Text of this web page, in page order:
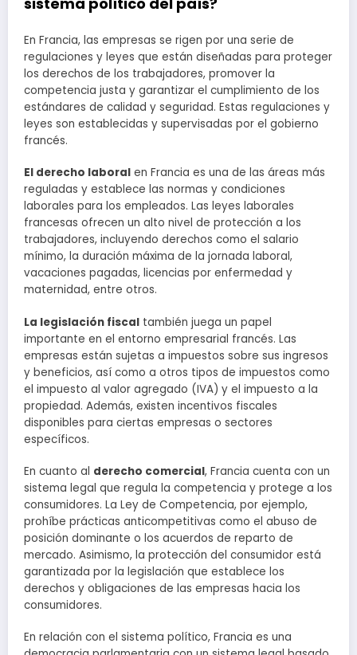
En Francia, las empresas se rigen por una serie de
regulaciones y leyes que están diseñadas para proteger
los derechos de los trabajadores, promover la
competencia justa y garantizar el cumplimiento de los
estándares de calidad y seguridad. Estas regulaciones y
leyes son establecidas y supervisadas por el gobierno
francés.
El derecho laboral en Francia es una de las áreas más
reguladas y establece las normas y condiciones
laborales para los empleados. Las leyes laborales
francesas ofrecen un alto nivel de protección a los
trabajadores, incluyendo derechos como el salario
mínimo, la duración máxima de la jornada laboral,
vacaciones pagadas, licencias por enfermedad y
maternidad, entre otros.
La legislación fiscal también juega un papel
importante en el entorno empresarial francés. Las
empresas están sujetas a impuestos sobre sus ingresos
y beneficios, así como a otros tipos de impuestos como
el impuesto al valor agregado (IVA) y el impuesto a la
propiedad. Además, existen incentivos fiscales
disponibles para ciertas empresas o sectores
específicos.
En cuanto al derecho comercial, Francia cuenta con un
sistema legal que regula la competencia y protege a los
consumidores. La Ley de Competencia, por ejemplo,
prohíbe prácticas anticompetitivas como el abuso de
posición dominante o los acuerdos de reparto de
mercado. Asimismo, la protección del consumidor está
garantizada por la legislación que establece los
derechos y obligaciones de las empresas hacia los
consumidores.
En relación con el sistema político, Francia es una